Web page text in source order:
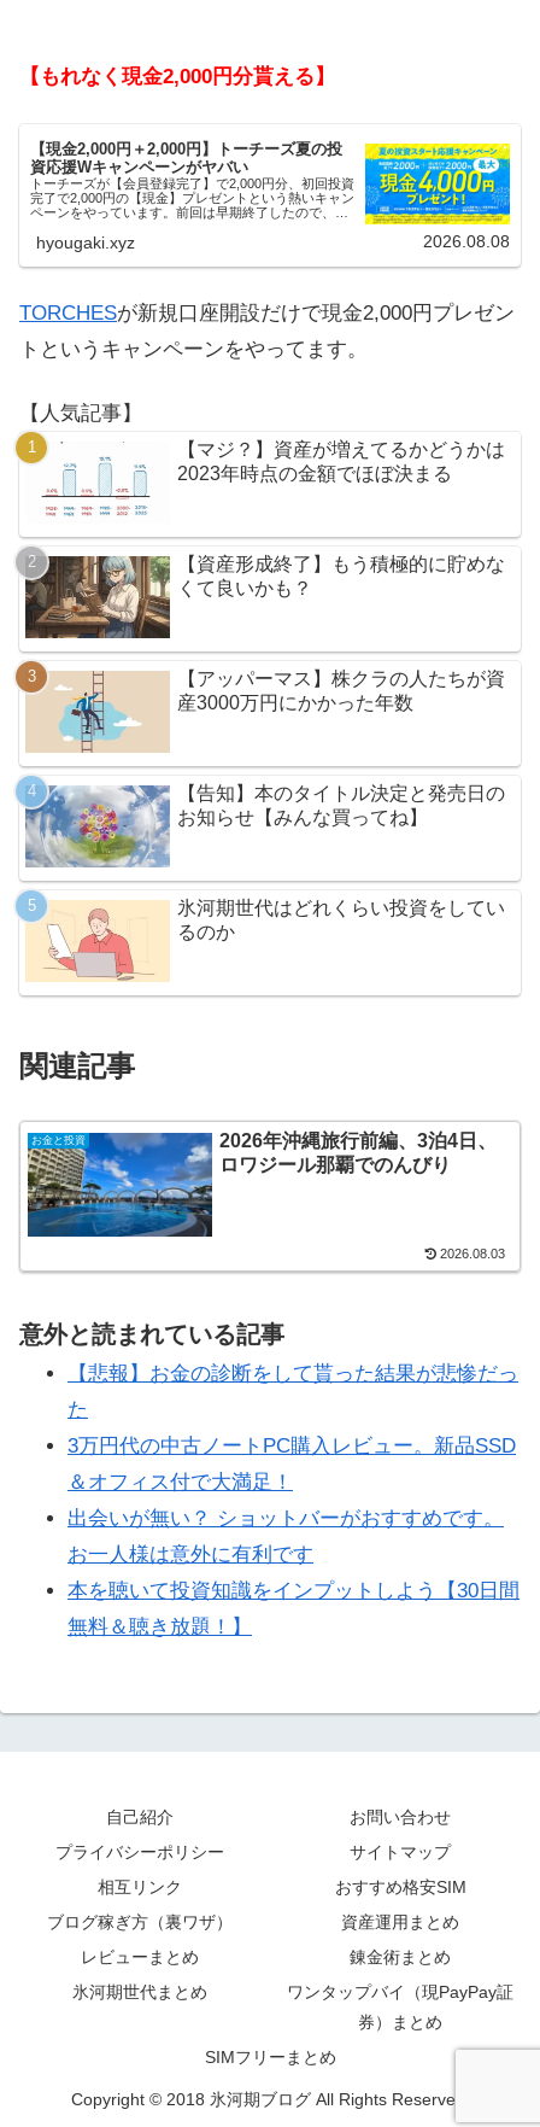
【もれなく現金2,000円分貰える】
【現金2,000円＋2,000円】トーチーズ夏の投
資応援Wキャンペーンがヤバい
トーチーズが【会員登録完了】で2,000円分、初回投資
完了で2,000円の【現金】プレゼントという熱いキャン
ペーンをやっています。前回は早期終了したので、使
hyougaki.xyz 2026.08.08
TORCHESが新規口座開設だけで現金2,000円プレゼン
トというキャンペーンをやってます。
【人気記事】
【マジ？】資産が増えてるかどうかは
2023年時点の金額でほぼ決まる
【資産形成終了】もう積極的に貯めな
くて良いかも？
【アッパーマス】株クラの人たちが資
産3000万円にかかった年数
【告知】本のタイトル決定と発売日の
お知らせ【みんな買ってね】
氷河期世代はどれくらい投資をしてい
るのか
関連記事
お金と投資
2026年沖縄旅行前編、3泊4日、
ロワジール那覇でのんびり
2026.08.03
意外と読まれている記事
【悲報】お金の診断をして貰った結果が悲惨だっ
た
3万円代の中古ノートPC購入レビュー。新品SSD
＆オフィス付で大満足！
出会いが無い？ ショットバーがおすすめです。
お一人様は意外に有利です
本を聴いて投資知識をインプットしよう【30日間
無料＆聴き放題！】
自己紹介
お問い合わせ
プライバシーポリシー
サイトマップ
相互リンク
おすすめ格安SIM
ブログ稼ぎ方（裏ワザ）
資産運用まとめ
レビューまとめ
錬金術まとめ
氷河期世代まとめ
ワンタップバイ（現PayPay証
券）まとめ
SIMフリーまとめ
Copyright © 2018 氷河期ブログ All Rights Reserved.